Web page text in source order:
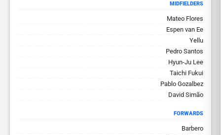
MIDFIELDERS
Mateo Flores
Espen van Ee
Yellu
Pedro Santos
Hyun-Ju Lee
Taichi Fukui
Pablo Gozalbez
David Simão
FORWARDS
Barbero